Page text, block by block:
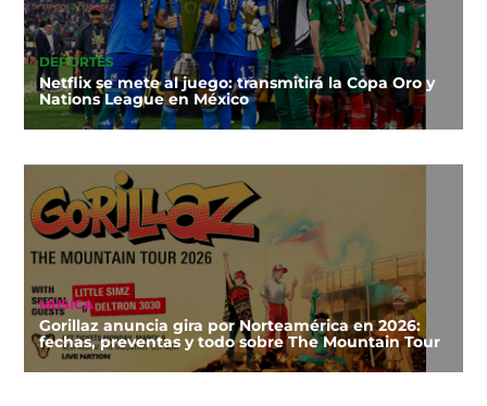
DEPORTES
Netflix se mete al juego: transmitirá la Copa Oro y
Nations League en México
MÚSICA
Gorillaz anuncia gira por Norteamérica en 2026:
fechas, preventas y todo sobre The Mountain Tour